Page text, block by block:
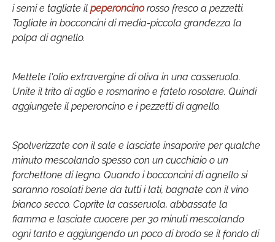
i semi e tagliate il peperoncinorosso fresco a pezzetti.
Tagliate in bocconcini di media-piccola grandezza la
polpa di agnello.
Mettete l'olio extravergine di oliva in una casseruola.
Unite il trito di aglio e rosmarino e fatelo rosolare. Quindi
aggiungete il peperoncino e i pezzetti di agnello.
Spolverizzate con il sale e lasciate insaporire per qualche
minuto mescolando spesso con un cucchiaio o un
forchettone di legno. Quando i bocconcini di agnello si
saranno rosolati bene da tutti i lati, bagnate con il vino
bianco secco. Coprite la casseruola, abbassate la
fiamma e lasciate cuocere per 30 minuti mescolando
ogni tanto e aggiungendo un poco di brodo se il fondo di